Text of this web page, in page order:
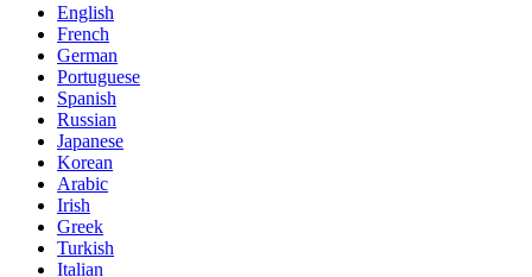
English
French
German
Portuguese
Spanish
Russian
Japanese
Korean
Arabic
Irish
Greek
Turkish
Italian